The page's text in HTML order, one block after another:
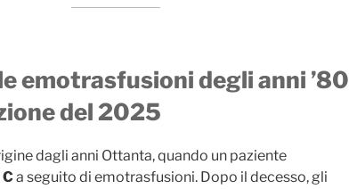
emotrasfusioni degli anni ’80
del 2025
dagli anni Ottanta, quando un paziente
a seguito di emotrasfusioni. Dopo il decesso, gli